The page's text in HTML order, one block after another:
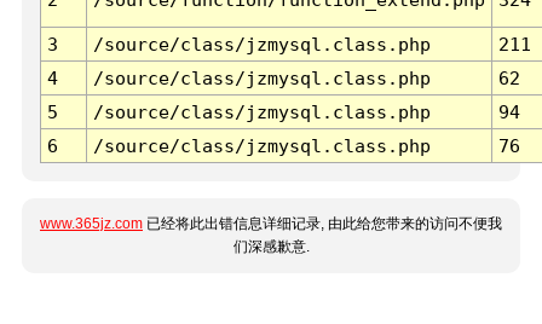
3 /source/class/jzmysql.class.php
211
4
/source/class/jzmysql.class.php
62
5
/source/class/jzmysql.class.php
94
6
/source/class/jzmysql.class.php 76
www.365jz.com 已经将此出错信息详细记录, 由此给您带来的访问不便我
们深感歉意.